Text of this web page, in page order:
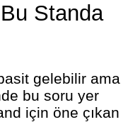
Standa
gelebilir ama
bu soru yer
için öne çıkan